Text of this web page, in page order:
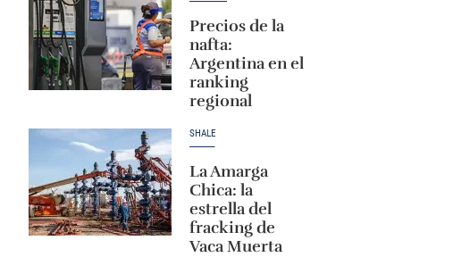
Precios de la
nafta:
Argentina en el
ranking
regional
SHALE
La Amarga
Chica: la
estrella del
fracking de
Vaca Muerta